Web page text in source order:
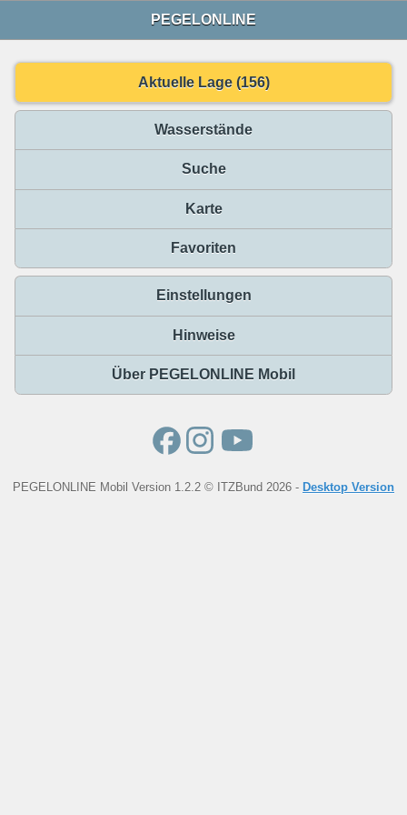
PEGELONLINE
Aktuelle Lage (156)
Wasserstände
Suche
Karte
Favoriten
Einstellungen
Hinweise
Über PEGELONLINE Mobil
PEGELONLINE Mobil Version 1.2.2 © ITZBund 2026 - Desktop Version